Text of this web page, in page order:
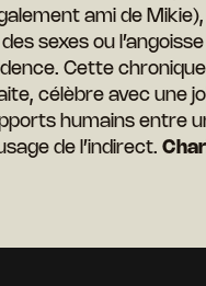
ami de
sexes ou l’angoisse
Cette
célèbre avec une
humains entre
de l’indirect.